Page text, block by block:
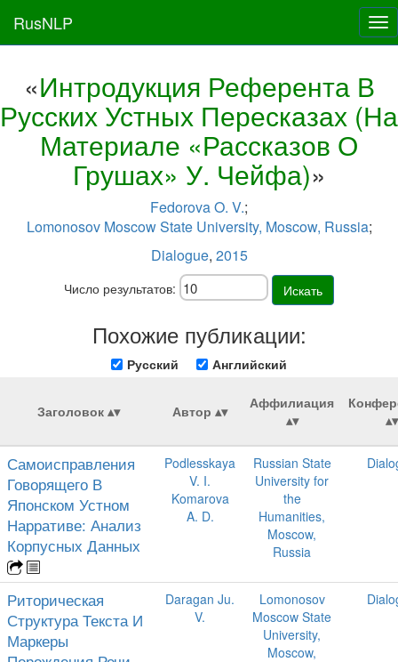
RusNLP
«Интродукция Референта В
Русских Устных Пересказах (На
Материале «Рассказов О
Грушах» У. Чейфа)»
Fedorova O. V.;
Lomonosov Moscow State University, Moscow, Russia;
Dialogue, 2015
Число результатов: Искать
Похожие публикации:
Русский Английский
Заголовок Автор Аффилиация
Самоисправления
Говорящего В
Японском Устном
Нарративе: Анализ
Корпусных Данных
Podlesskaya
V. I.
Komarova
A. D.
Russian State
University for
the
Humanities,
Moscow,
Russia
Риторическая
Структура Текста И
Маркеры
Daragan Ju.
V.
Lomonosov
Moscow State
University,
Moscow,